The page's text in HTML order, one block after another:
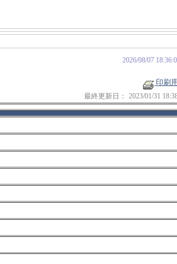
2026/08/07
印刷
最終更新日： 2023/01/31